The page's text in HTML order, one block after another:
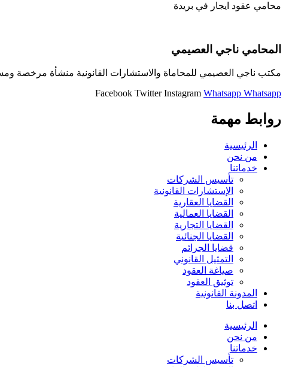
محامي عقود ايجار في بريدة
المحامي ناجي العصيمي
مكتب ناجي العصيمي للمحاماة والاستشارات القانونية منشأة مرخصة
Facebook Twitter Instagram Whatsapp Whatsapp
روابط مهمة
الرئيسية
من نحن
خدماتنا
تأسيس الشركات
الإستشارات القانونية
القضايا العقارية
القضايا العمالية
القضايا التجارية
القضايا الجنائية
قضايا الجرائم
التمثيل القانوني
صياغة العقود
توثيق العقود
المدونة القانونية
اتصل بنا
الرئيسية
من نحن
خدماتنا
تأسيس الشركات